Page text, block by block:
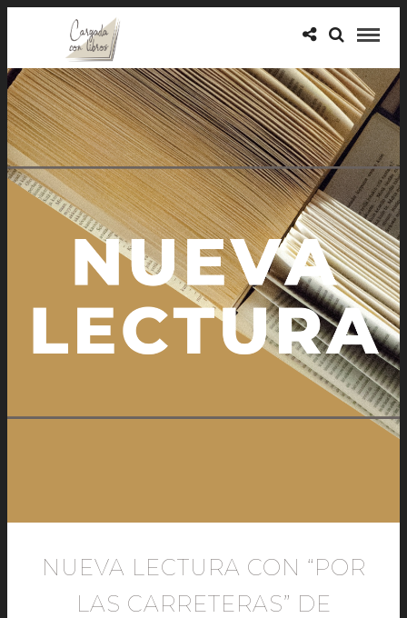
NUEVA LECTURA CON “POR
LAS CARRETERAS” DE